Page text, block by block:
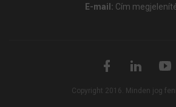
E-mail: Cím
Copyright 2016. Minden jog